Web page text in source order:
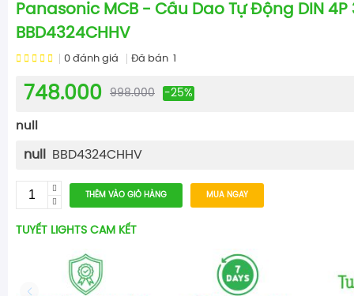
Panasonic MCB - Cầu Dao Tự Động DIN 4P
BBD4324CHHV
0 đánh giá Đã bán 1
748.000 998.000 -25%
null
null BBD4324CHHV
THÊM VÀO GIỎ HÀNG MUA NGAY
TUYẾT LIGHTS CAM KẾT